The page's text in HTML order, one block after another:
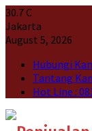
30.7C
Jakarta
August 5, 2026
Hubungi
Tantang
Hot Line :